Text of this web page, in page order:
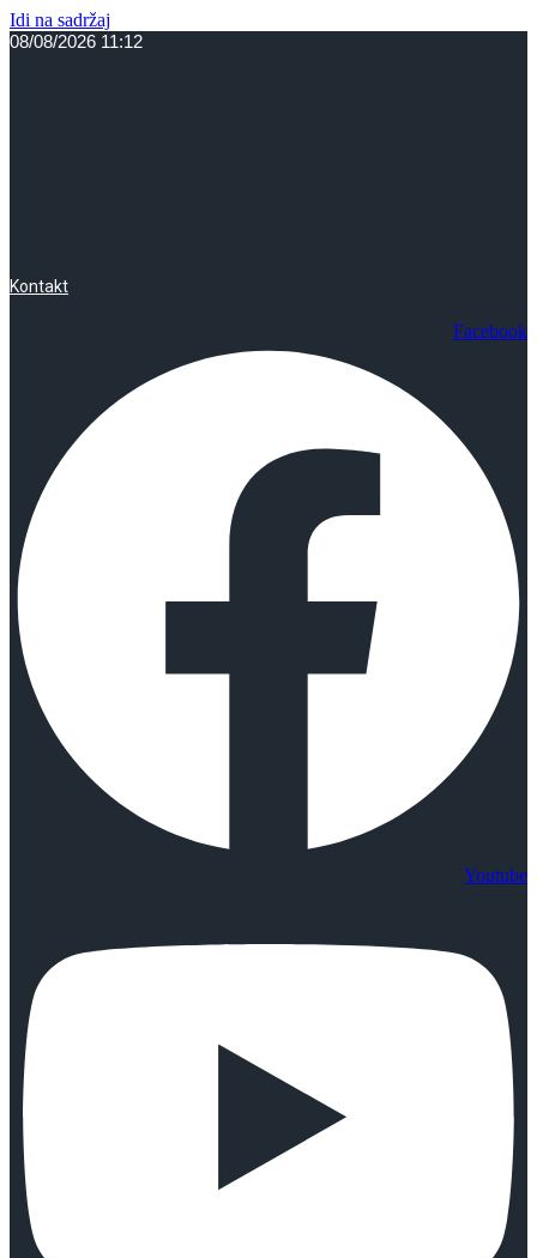
Idi na sadržaj
08/08/2026 11:12
Kontakt
Facebook
Youtube